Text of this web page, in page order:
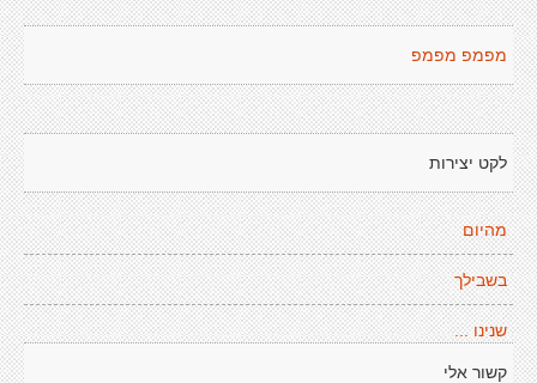
מפמפ מפמפ
לקט יצירות
מהיום
בשבילך
שנינו ...
קשור אלי